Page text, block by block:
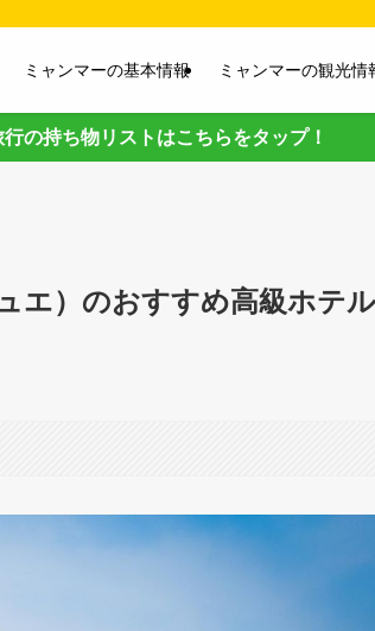
ミャンマーの基本情報 ミャンマーの観光情
の持ち物リストはこちらをタップ！
エ）のおすすめ高級ホテ